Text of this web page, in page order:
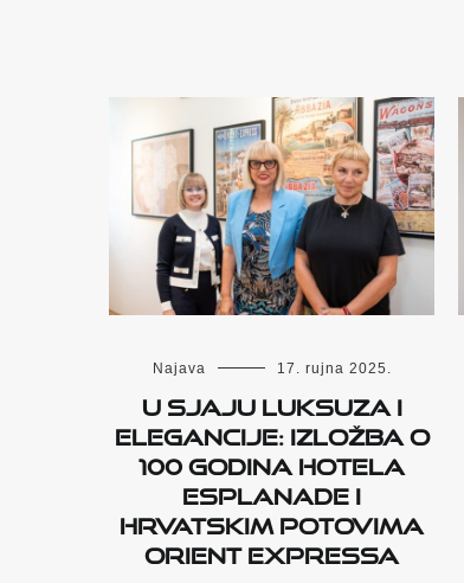
Najava 17. rujna 2025.
U SJAJU LUKSUZA I
ELEGANCIJE: IZLOŽBA O
100 GODINA HOTELA
ESPLANADE I
HRVATSKIM POTOVIMA
ORIENT EXPRESSA